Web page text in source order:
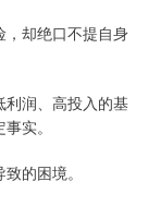
，却绝口不提自身
利润、高投入的基
实。
的困境。